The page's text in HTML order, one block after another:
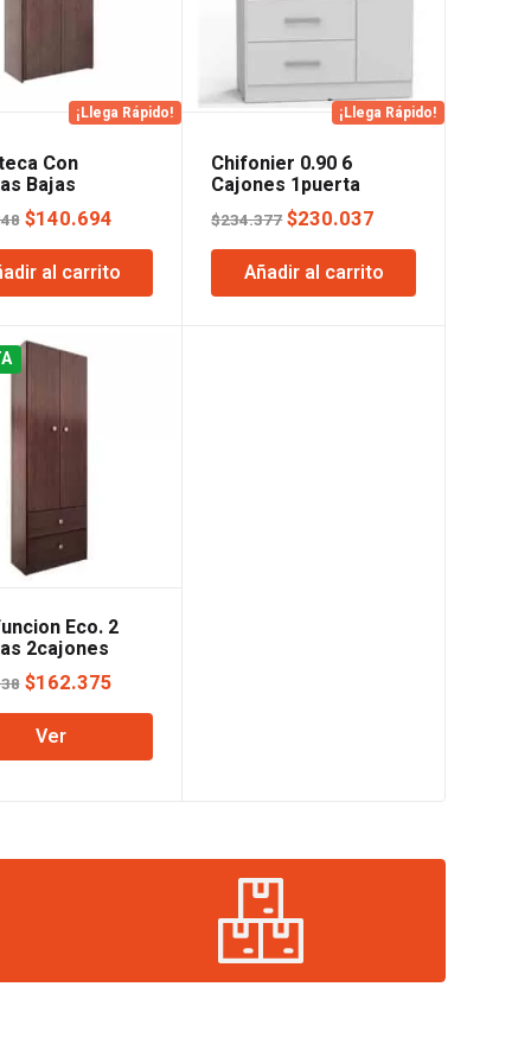
¡Llega Rápido!
Con
Bajas
Orlandi
El
precio
original
era:
$140.694El
precio
actual
es:
al carrito
¡Llega Rápido!
Chifonier 0.90 6
Cajones 1puerta
Blanco Orlandi
$234.377El
precio
original
era:
$230.037
precio
actual
es:
Añadir al carrito
Eco. 2
2cajones
Orlandi
El
precio
original
era:
$162.375El
precio
es:
Ver